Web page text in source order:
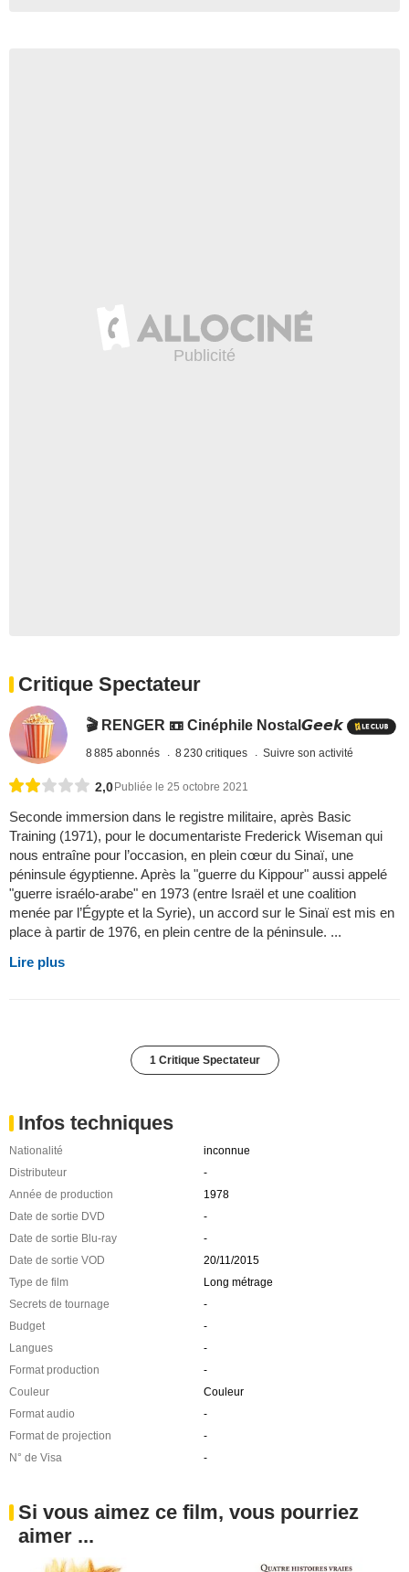
Critique Spectateur
🎬 RENGER 📼 Cinéphile Nostal𝙂𝙚𝙚𝙠
8 885 abonnés 8 230 critiques Suivre son activité
2,0 Publiée le 25 octobre 2021
Seconde immersion dans le registre militaire, après Basic
Training (1971), pour le documentariste Frederick Wiseman qui
nous entraîne pour l’occasion, en plein cœur du Sinaï, une
péninsule égyptienne. Après la "guerre du Kippour" aussi appelé
"guerre israélo-arabe" en 1973 (entre Israël et une coalition
menée par l’Égypte et la Syrie), un accord sur le Sinaï est mis en
place à partir de 1976, en plein centre de la péninsule. ...
Lire plus
1 Critique Spectateur
Infos techniques
Nationalité
inconnue
Distributeur
-
Année de production
1978
Date de sortie DVD
-
Date de sortie Blu-ray
-
Date de sortie VOD
20/11/2015
Type de film
Long métrage
Secrets de tournage
-
Budget
-
Langues
-
Format production
-
Couleur
Couleur
Format audio
-
Format de projection
-
N° de Visa
-
Si vous aimez ce film, vous pourriez
aimer ...